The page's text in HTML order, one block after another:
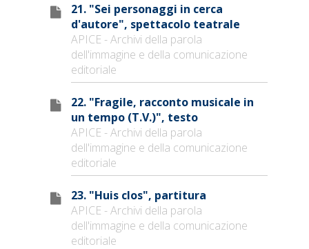
21. "Sei personaggi in cerca
d'autore", spettacolo teatrale
APICE - Archivi della parola
dell'immagine e della comunicazione
editoriale
22. "Fragile, racconto musicale in
un tempo (T.V.)", testo
APICE - Archivi della parola
dell'immagine e della comunicazione
editoriale
23. "Huis clos", partitura
APICE - Archivi della parola
dell'immagine e della comunicazione
editoriale